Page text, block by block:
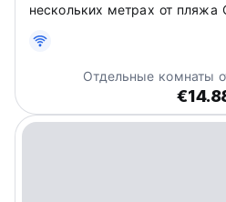
нескольких метрах от пляжа
Отдельные комнаты